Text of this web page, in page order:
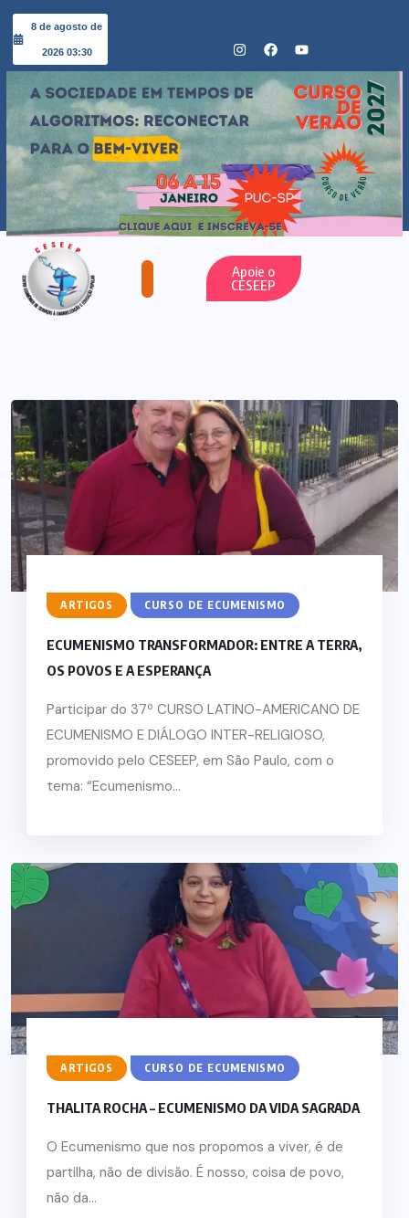
8 de agosto de
2026 03:30
Apoie o
CESEEP
ARTIGOS CURSO DE ECUMENISMO
ECUMENISMO TRANSFORMADOR: ENTRE A TERRA,
OS POVOS E A ESPERANÇA
Participar do 37º CURSO LATINO-AMERICANO DE
ECUMENISMO E DIÁLOGO INTER-RELIGIOSO,
promovido pelo CESEEP, em São Paulo, com o
tema: “Ecumenismo...
ARTIGOS CURSO DE ECUMENISMO
THALITA ROCHA – ECUMENISMO DA VIDA SAGRADA
O Ecumenismo que nos propomos a viver, é de
partilha, não de divisão. É nosso, coisa de povo,
não da...